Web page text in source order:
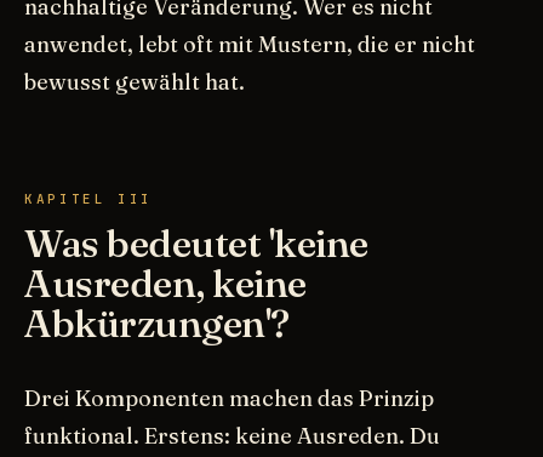
nachhaltige Veränderung. Wer es nicht
anwendet, lebt oft mit Mustern, die er nicht
bewusst gewählt hat.
KAPITEL III
Was bedeutet 'keine
Ausreden, keine
Abkürzungen'?
Drei Komponenten machen das Prinzip
funktional. Erstens: keine Ausreden. Du